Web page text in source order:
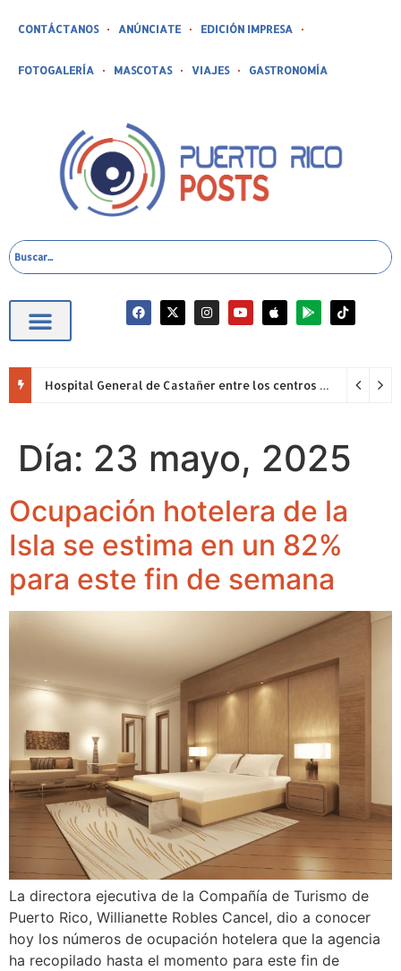
CONTÁCTANOS ANÚNCIATE EDICIÓN IMPRESA
FOTOGALERÍA MASCOTAS VIAJES GASTRONOMÍA
Hospital General de Castañer entre los centros de salud comunitarios con mejor desempeño clínico de Estados Unidos
Día: 23 mayo, 2025
Ocupación hotelera de la
Isla se estima en un 82%
para este fin de semana
La directora ejecutiva de la Compañía de Turismo de
Puerto Rico, Willianette Robles Cancel, dio a conocer
hoy los números de ocupación hotelera que la agencia
ha recopilado hasta el momento para este fin de